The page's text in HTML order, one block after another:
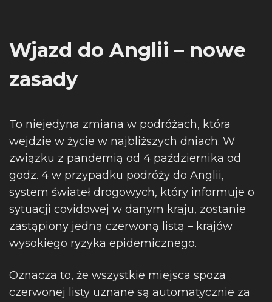
Wjazd do Anglii – nowe
zasady
To niejedyna zmiana w podróżach, która
wejdzie w życie w najbliższych dniach. W
związku z pandemią od 4 października od
godz. 4 w przypadku podróży do Anglii,
system świateł drogowych, który informuje o
sytuacji covidowej w danym kraju, zostanie
zastąpiony jedną czerwoną listą – krajów
wysokiego ryzyka epidemicznego.
Oznacza to, że wszystkie miejsca spoza
czerwonej listy uznane są automatycznie za